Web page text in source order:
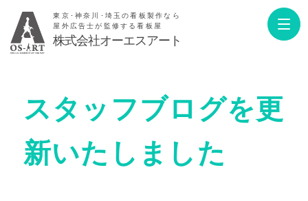
東京･神奈川･埼玉の看板製作なら
屋外広告士が監修する看板屋
株式会社オーエスアート
スタッフブログを更
新いたしました